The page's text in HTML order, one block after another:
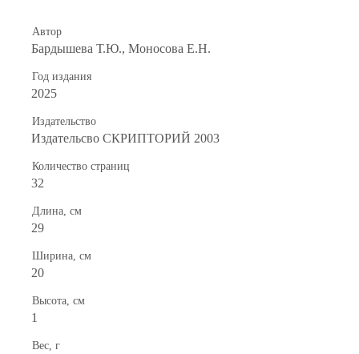
Автор
Бардышева Т.Ю., Моносова Е.Н.
Год издания
2025
Издательство
Издательсво СКРИПТОРИЙ 2003
Количество страниц
32
Длина, см
29
Ширина, см
20
Высота, см
1
Вес, г